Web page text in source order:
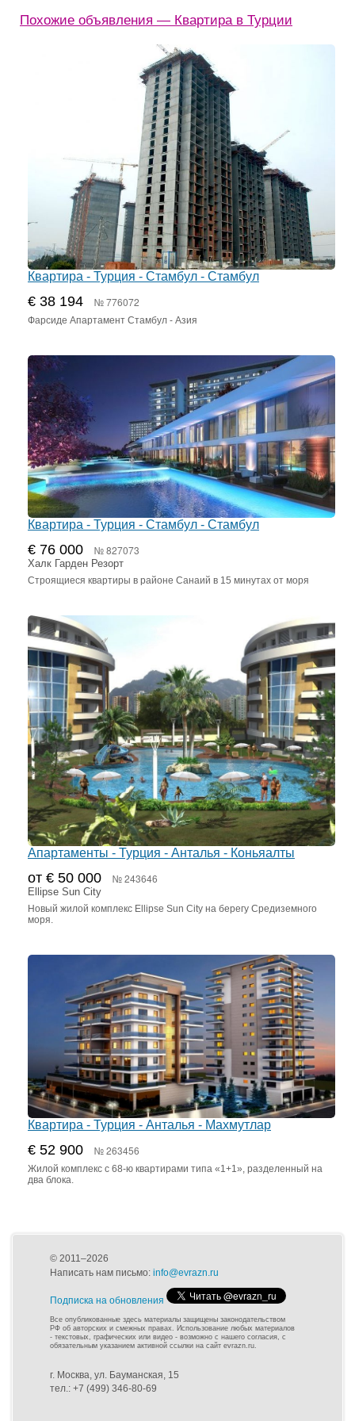
Похожие объявления — Квартира в Турции
Квартира - Турция - Стамбул - Стамбул
€ 38 194 № 776072
Фарсиде Апартамент Стамбул - Азия
Квартира - Турция - Стамбул - Стамбул
€ 76 000 № 827073
Халк Гарден Резорт
Строящиеся квартиры в районе Санаий в 15 минутах от моря
Апартаменты - Турция - Анталья - Коньяалты
от € 50 000 № 243646
Ellipse Sun City
Новый жилой комплекс Ellipse Sun City на берегу Средиземного
моря.
Квартира - Турция - Анталья - Махмутлар
€ 52 900 № 263456
Жилой комплекс с 68-ю квартирами типа «1+1», разделенный на
два блока.
© 2011–2026
Написать нам письмо: info@evrazn.ru
Подписка на обновления
Все опубликованные здесь материалы защищены законодательством
РФ об авторских и смежных правах. Использование любых материалов
- текстовых, графических или видео - возможно с нашего согласия, с
обязательным указанием активной ссылки на сайт evrazn.ru.
г. Москва, ул. Бауманская, 15
тел.: +7 (499) 346-80-69